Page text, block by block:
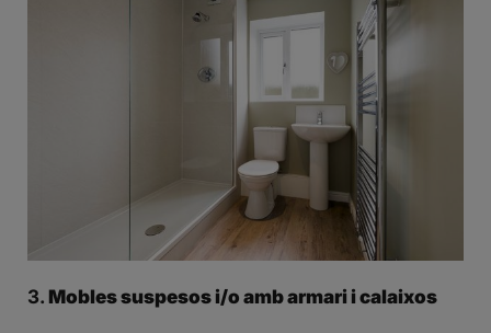
3.Mobles suspesos i/o amb armari i calaixos